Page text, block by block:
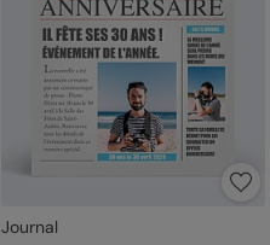
Journal